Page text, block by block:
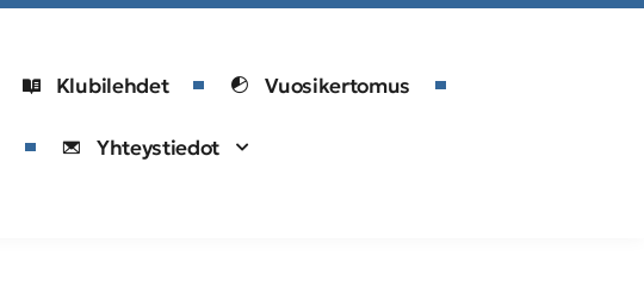
Klubilehdet Vuosikertomus
Yhteystiedot